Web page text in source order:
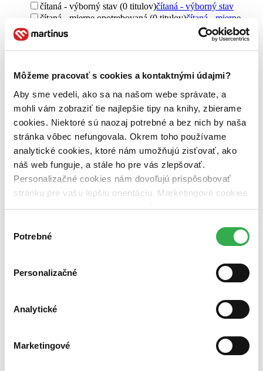
Môžeme pracovať s cookies a kontaktnými údajmi?
Aby sme vedeli, ako sa na našom webe správate, a
mohli vám zobraziť tie najlepšie tipy na knihy, zbierame
cookies. Niektoré sú naozaj potrebné a bez nich by naša
stránka vôbec nefungovala. Okrem toho používame
analytické cookies, ktoré nám umožňujú zisťovať, ako
náš web funguje, a stále ho pre vás zlepšovať.
Personalizačné cookies nám dovoľujú prispôsobovať
stránku pre vašu lepšiu orientáciu. Marketingové cookies
nám zas umožňujú zobrazenie relevantnej reklamy.
nám pomohlo, keby sme mohli používať všetky tieto
súhlasu
Potrebné
Personalizačné
Analytické
Marketingové
čítaná - výborný stav (0 titulov)čítaná - výborný stav
čítaná - mierne opotrebovaná (0 titulov)čítaná - mierne
opotrebovaná
čítané verzie vypredaných kníh (0 titulov)
čítané verzie
vypredaných kníh
Jazyk
cudzí jazyk (3 tituly)cudzí jazyk3
Vydavateľstvo
Corsair (3 tituly)Corsair 3
Väzba
brožovaná väzba (2 tituly)brožovaná väzba2
pevná väzba (1 titul)pevná väzba1
Bestsellery
Najdrahšie
Najlacnejšie